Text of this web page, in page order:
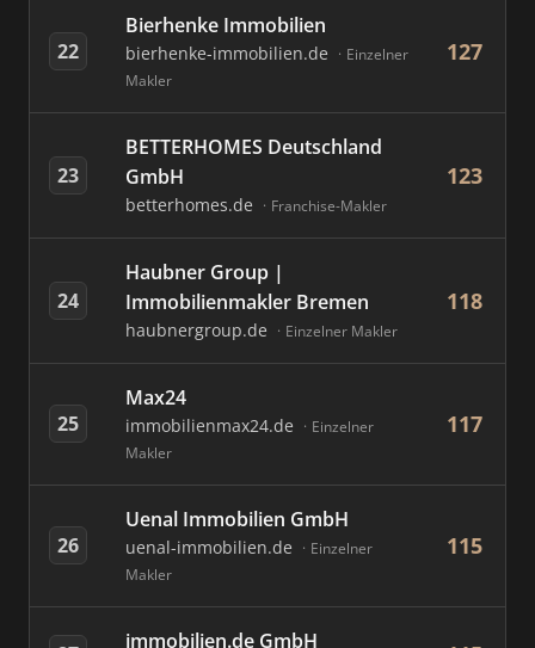
22
Bierhenke Immobilien
bierhenke-immobilien.de
Einzelner
Makler
127
23
BETTERHOMES Deutschland
GmbH
betterhomes.de Franchise-Makler
123
24
Haubner Group |
Immobilienmakler Bremen
haubnergroup.de Einzelner Makler
118
25
Max24
immobilienmax24.de
Einzelner
Makler
117
26
Uenal Immobilien GmbH
uenal-immobilien.de
Einzelner
Makler
115
immobilien.de GmbH